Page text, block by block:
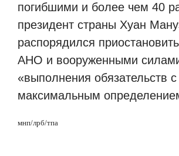
погибшими и более чем 40
президент страны Хуан
распорядился
АНО и вооруженными
«выполнения обязательств с
максимальным
мнп/лрб/тпа